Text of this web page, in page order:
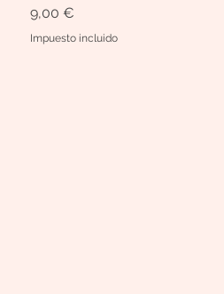
Precio
9,00 €
Impuesto incluido